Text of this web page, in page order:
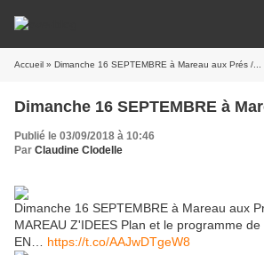
Accueil » Dimanche 16 SEPTEMBRE à Mareau aux Prés /...
Dimanche 16 SEPTEMBRE à
Publié le 03/09/2018 à 10:46
Par Claudine Clodelle
Dimanche 16 SEPTEMBRE à Mareau aux
MAREAU Z'IDEES Plan et le programme
EN… https://t.co/AAJwDTgeW8